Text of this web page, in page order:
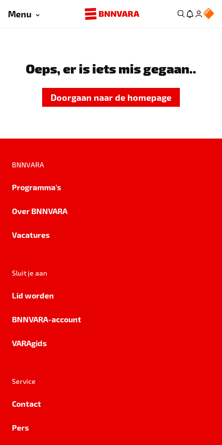
Menu
Oeps, er is iets mis gegaan..
Doorgaan naar de homepage
BNNVARA
Programma's
Over BNNVARA
Vacatures
Sluit je aan
Lid worden
BNNVARA-account
VARAgids
Service
Contact
Pers